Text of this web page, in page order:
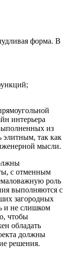
форма. В
интерьера
из
элитным, так как
мысли.
с отменным
роль
выполняются с
загородных
и не слишком
чтобы
обладать
должны
решения.